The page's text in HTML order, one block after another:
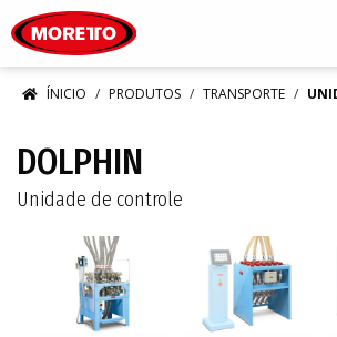
ÍNICIO PRODUTOS TRANSPORTE
DOLPHIN
Unidade de controle